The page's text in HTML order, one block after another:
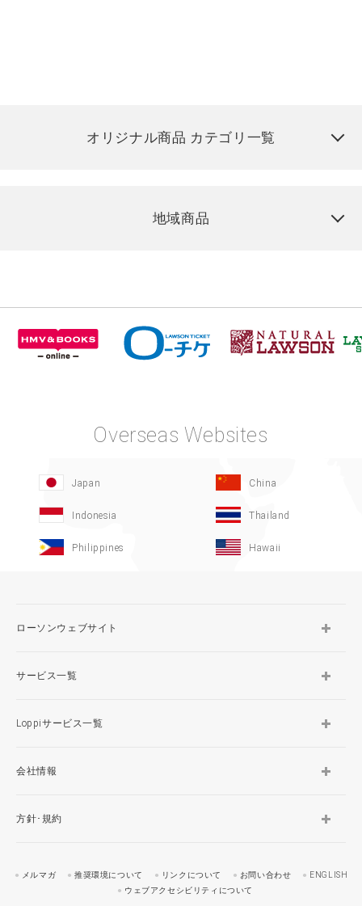
オリジナル商品 カテゴリ一覧
地域商品
Overseas Websites
Japan China
Indonesia Thailand
Philippines Hawaii
ローソンウェブサイト
サービス一覧
Loppiサービス一覧
会社情報
方針･規約
メルマガ 推奨環境について リンクについて お問い合わせ
ENGLISH
ウェブアクセシビリティについて